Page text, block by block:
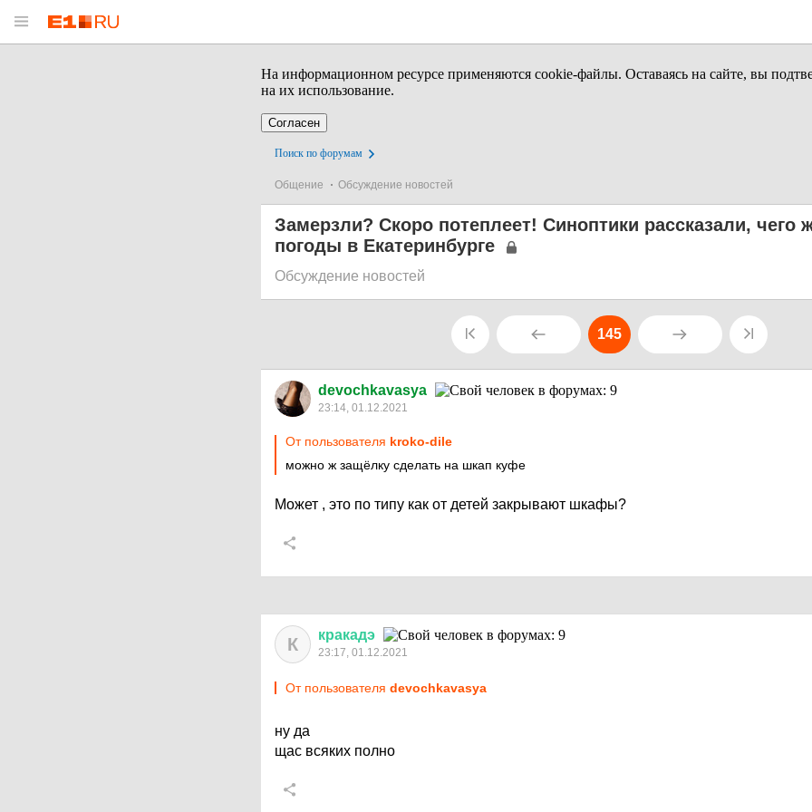
На информационном ресурсе применяются cookie-файлы. Оставаясь на сайте, вы
на их использование.
Согласен
Поиск по форумам
Общение Обсуждение новостей
Замерзли? Скоро потеплеет! Синоптики рассказали, чего
погоды в Екатеринбурге
Обсуждение новостей
145
devochkavasya
23:14, 01.12.2021
От пользователя kroko-dile
можно ж защёлку сделать на шкап куфе
Может , это по типу как от детей закрывают шкафы?
К кракадэ
23:17, 01.12.2021
От пользователя devochkavasya
ну да
щас всяких полно